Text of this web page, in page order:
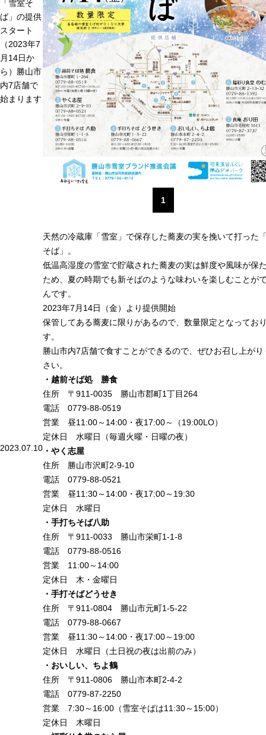
「雪室そ
ば」の提供
スタート
（2023年7
月14日か
ら）勝山市
内7店舗で
始まります
2023.07.10
天然の冷蔵庫「雪室」で保存した蕎麦の実を挽いて打った
そば」。
低温高湿度の雪室で貯蔵された蕎麦の実は鮮度や風味が保
ため、夏の時期でも新そばのような味わいを楽しむことが
んです。
2023年7月14日（金）より提供開始
保管してある蕎麦に限りがあるので、数量限定となってお
す。
勝山市内7店舗で食すことができるので、ぜひお召し上がり
さい。
・越前そば処 勝食
住所 〒911-0035 勝山市郡町1丁目264
電話 0779-88-0519
営業 昼11:00～14:00・夜17:00～（19:00LO）
定休日 水曜日（毎週火曜・日曜の夜）
・やく志屋
住所 勝山市沢町2-9-10
電話 0779-88-0521
営業 昼11:30～14:00・夜17:00～19:30
定休日 水曜日
・手打ちそば八助
住所 〒911-0033 勝山市栄町1-1-8
電話 0779-88-0516
営業 11:00～14:00
定休日 木・金曜日
・手打そばどうせき
住所 〒911-0804 勝山市元町1-5-22
電話 0779-88-0667
営業 昼11:30～14:00・夜17:00～19:00
定休日 水曜日（土日祝の夜は出前のみ）
・おいしい、ちよ鶴
住所 〒911-0806 勝山市本町2-4-2
電話 0779-87-2250
営業 7:30～16:00（雪室そばは11:30～15:00）
定休日 木曜日
1